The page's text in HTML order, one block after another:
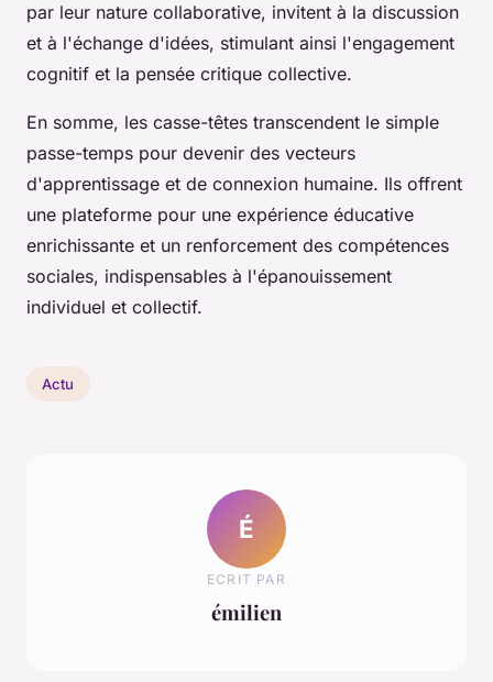
par leur nature collaborative, invitent à la discussion
et à l'échange d'idées, stimulant ainsi l'engagement
cognitif et la pensée critique collective.
En somme, les casse-têtes transcendent le simple
passe-temps pour devenir des vecteurs
d'apprentissage et de connexion humaine. Ils offrent
une plateforme pour une expérience éducative
enrichissante et un renforcement des compétences
sociales, indispensables à l'épanouissement
individuel et collectif.
Actu
É
ECRIT PAR
émilien